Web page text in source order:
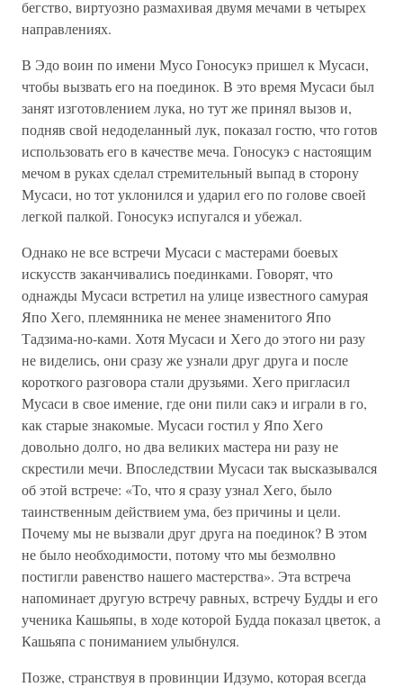
бегство, виртуозно размахивая двумя мечами в четырех
направлениях.
В Эдо воин по имени Мусо Гоносукэ пришел к Мусаси,
чтобы вызвать его на поединок. В это время Мусаси был
занят изготовлением лука, но тут же принял вызов и,
подняв свой недоделанный лук, показал гостю, что готов
использовать его в качестве меча. Гоносукэ с настоящим
мечом в руках сделал стремительный выпад в сторону
Мусаси, но тот уклонился и ударил его по голове своей
легкой палкой. Гоносукэ испугался и убежал.
Однако не все встречи Мусаси с мастерами боевых
искусств заканчивались поединками. Говорят, что
однажды Мусаси встретил на улице известного самурая
Япо Хего, племянника не менее знаменитого Япо
Тадзима-но-ками. Хотя Мусаси и Хего до этого ни разу
не виделись, они сразу же узнали друг друга и после
короткого разговора стали друзьями. Хего пригласил
Мусаси в свое имение, где они пили сакэ и играли в го,
как старые знакомые. Мусаси гостил у Япо Хего
довольно долго, но два великих мастера ни разу не
скрестили мечи. Впоследствии Мусаси так высказывался
об этой встрече: «То, что я сразу узнал Хего, было
таинственным действием ума, без причины и цели.
Почему мы не вызвали друг друга на поединок? В этом
не было необходимости, потому что мы безмолвно
постигли равенство нашего мастерства». Эта встреча
напоминает другую встречу равных, встречу Будды и его
ученика Кашьяпы, в ходе которой Будда показал цветок, а
Кашьяпа с пониманием улыбнулся.
Позже, странствуя в провинции Идзумо, которая всегда